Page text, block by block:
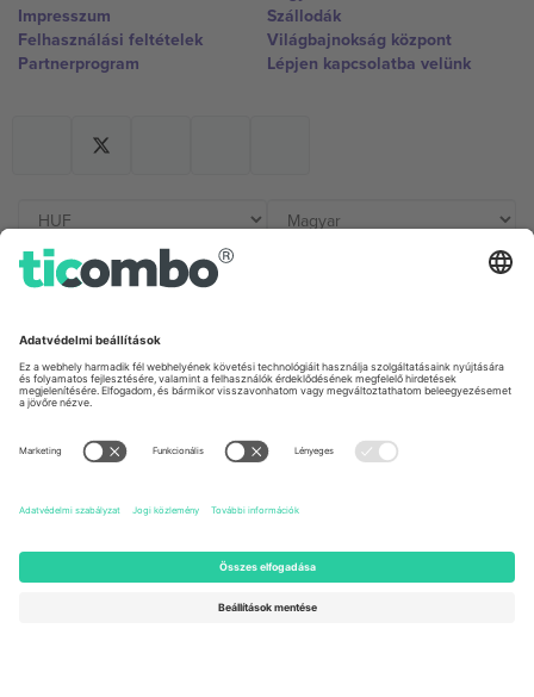
Impresszum
Felhasználási feltételek
Partnerprogram
Szállodák
Világbajnokság központ
Lépjen kapcsolatba velünk
Germany
Unter den Linden 24, 10117
Berlin, Germany
United Kingdom
167 City Road, London, Greater
Newark, Delaware 19713, United
States
Engelberg, Switzerland